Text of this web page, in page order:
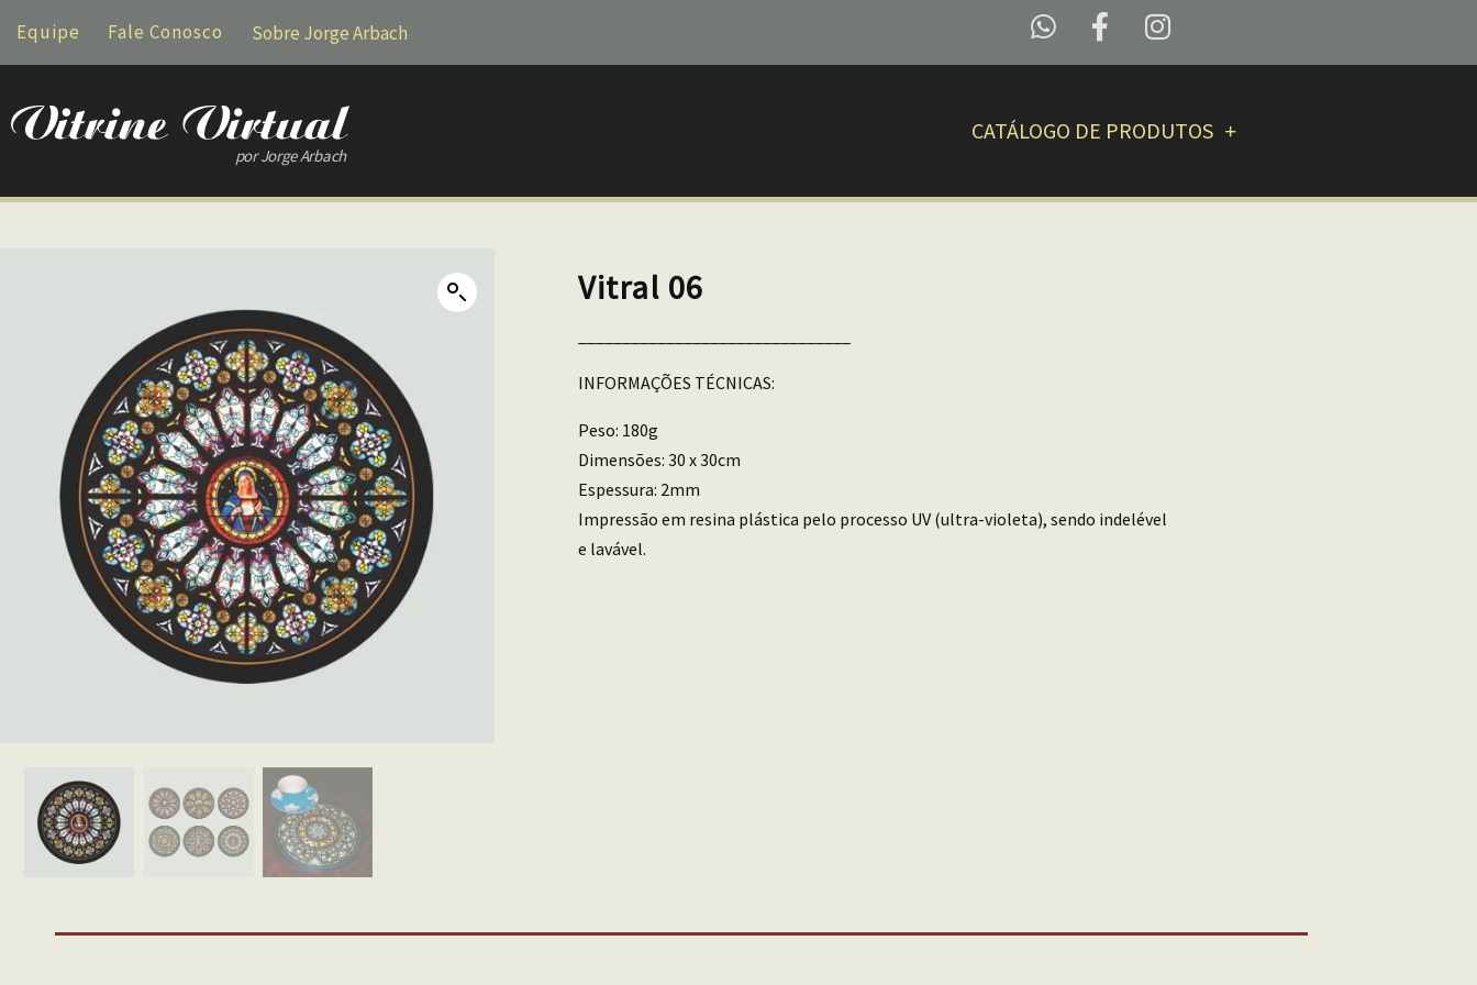
Equipe Fale Conosco Sobre Jorge Arbach
por Jorge Arbach
CATÁLOGO DE PRODUTOS
Vitral 06
INFORMAÇÕES TÉCNICAS:
Peso: 180g
Dimensões: 30 x 30cm
Espessura: 2mm
Impressão em resina plástica pelo processo UV (ultra-violeta), sendo indelével
e lavável.